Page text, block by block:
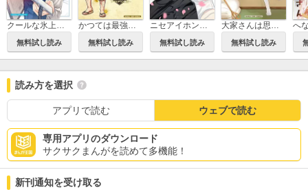
クールな氷上さんは迫りたい
無料試し読み
かつては最強無敵の勇者様 ～姫には内緒のレベルダウン生活～
無料試し読み
ニセアイホンアイ
無料試し読み
大家さんは思春期！
無料試し読み
読み方を選択
アプリで読む ウェブで読む
専用アプリのダウンロード
サクサクまんがを読めて多機能！
新刊通知を受け取る